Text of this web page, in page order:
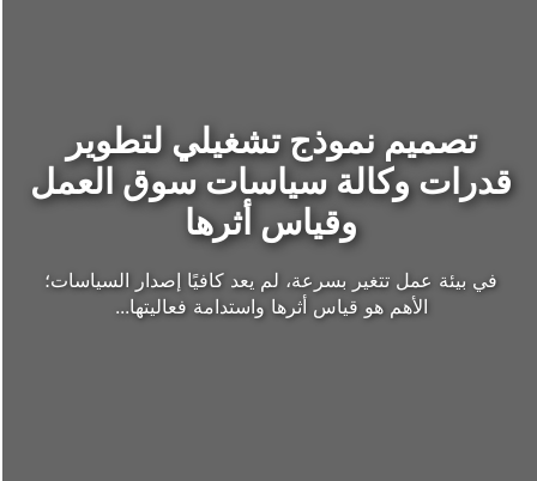
تصميم نموذج تشغيلي لتطوير
قدرات وكالة سياسات سوق العمل
وقياس أثرها
في بيئة عمل تتغير بسرعة، لم يعد كافيًا إصدار السياسات؛
الأهم هو قياس أثرها واستدامة فعاليتها...